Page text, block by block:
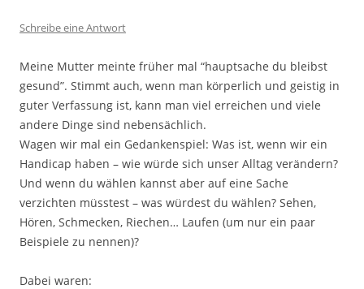
Schreibe eine Antwort
Meine Mutter meinte früher mal “hauptsache du bleibst
gesund”. Stimmt auch, wenn man körperlich und geistig in
guter Verfassung ist, kann man viel erreichen und viele
andere Dinge sind nebensächlich.
Wagen wir mal ein Gedankenspiel: Was ist, wenn wir ein
Handicap haben – wie würde sich unser Alltag verändern?
Und wenn du wählen kannst aber auf eine Sache
verzichten müsstest – was würdest du wählen? Sehen,
Hören, Schmecken, Riechen… Laufen (um nur ein paar
Beispiele zu nennen)?
Dabei waren: